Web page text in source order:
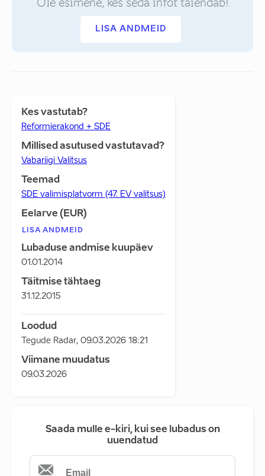
Ole esimene, kes seda infot täiendab!
LISA ANDMEID
Kes vastutab?
Reformierakond + SDE
Millised asutused vastutavad?
Vabariigi Valitsus
Teemad
SDE valimisplatvorm (47. EV valitsus)
Eelarve (EUR)
LISA ANDMEID
Lubaduse andmise kuupäev
01.01.2014
Täitmise tähtaeg
31.12.2015
Loodud
Tegude Radar, 09.03.2026 18:21
Viimane muudatus
09.03.2026
Saada mulle e-kiri, kui see lubadus on
uuendatud